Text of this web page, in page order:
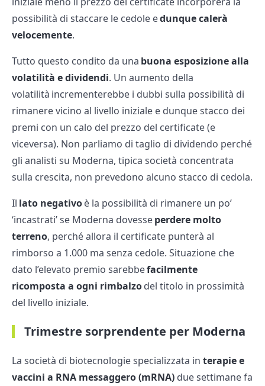
possibilità di staccare le cedole edunque calerà
velocemente.
Tutto questo condito da una buona esposizione alla
volatilità e dividendi. Un aumento della
volatilità incrementerebbe i dubbi sulla possibilità di
rimanere vicino al livello iniziale e dunque stacco dei
premi con un calo del prezzo del certificate (e
viceversa). Non parliamo di taglio di dividendo perché
gli analisti su Moderna, tipica società concentrata
sulla crescita, non prevedono alcuno stacco di cedola.
Il lato negativoè la possibilità di rimanere un po’
‘incastrati’ se Moderna dovesseperdere molto
terreno, perché allora il certificate punterà al
rimborso a 1.000 ma senza cedole. Situazione che
dato l’elevato premio sarebbefacilmente
ricomposta a ogni rimbalzodel titolo in prossimità
del livello iniziale.
Trimestre sorprendente per Moderna
La società di biotecnologie specializzata in terapie e
vaccini a RNA messaggero (mRNA) due settimane fa